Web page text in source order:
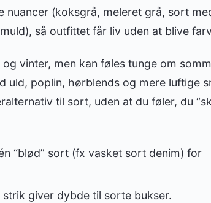
nuancer (koksgrå, meleret grå, sort
så outfittet får liv uden at blive
vinter, men kan føles tunge om
uld, poplin, hørblends og mere luftige
til sort, uden at du føler, du
“blød” sort (fx vasket sort denim) for
giver dybde til sorte bukser.